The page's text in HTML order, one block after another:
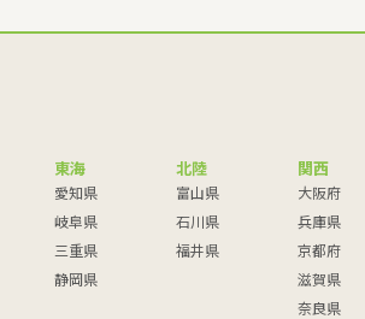
東海
愛知県
岐阜県
三重県
静岡県
北陸
富山県
石川県
福井県
関西
大阪府
兵庫県
京都府
滋賀県
奈良県